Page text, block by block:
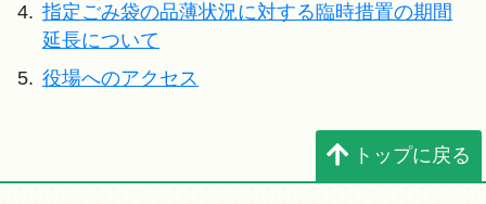
4. 指定ごみ袋の品薄状況に対する臨時措置の期間
延長について
5. 役場へのアクセス
トップに戻る